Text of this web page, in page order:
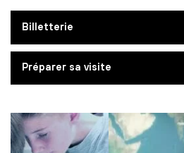
Billetterie
Préparer sa visite